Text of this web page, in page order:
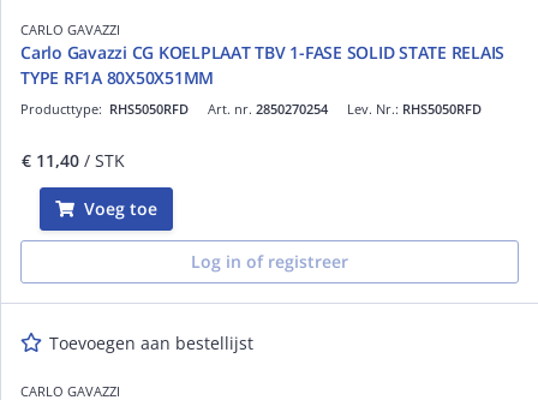
CARLO GAVAZZI
Carlo Gavazzi CG KOELPLAAT TBV 1-FASE SOLID STATE RELAIS
TYPE RF1A 80X50X51MM
Art. nr. 2850270254
Producttype: RHS5050RFD Lev. Nr.: RHS5050RFD
€ 11,40 / STK
Voeg toe
Log in of registreer
Toevoegen aan bestellijst
CARLO GAVAZZI